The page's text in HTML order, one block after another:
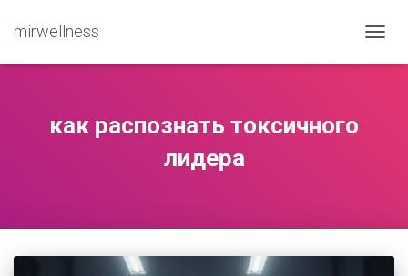
mirwellness
как распознать токсичного
лидера